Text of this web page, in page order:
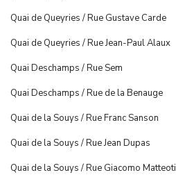
Quai de Queyries / Rue Gustave Carde
Quai de Queyries / Rue Jean-Paul Alaux
Quai Deschamps / Rue Sem
Quai Deschamps / Rue de la Benauge
Quai de la Souys / Rue Franc Sanson
Quai de la Souys / Rue Jean Dupas
Quai de la Souys / Rue Giacomo Matteoti